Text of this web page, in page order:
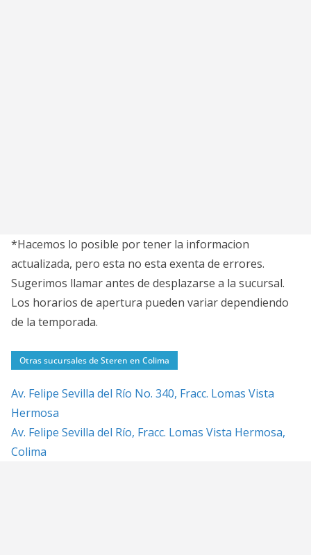
*Hacemos lo posible por tener la informacion
actualizada, pero esta no esta exenta de errores.
Sugerimos llamar antes de desplazarse a la sucursal.
Los horarios de apertura pueden variar dependiendo
de la temporada.
Otras sucursales de Steren en Colima
Av. Felipe Sevilla del Río No. 340, Fracc. Lomas Vista
Hermosa
Av. Felipe Sevilla del Río, Fracc. Lomas Vista Hermosa,
Colima